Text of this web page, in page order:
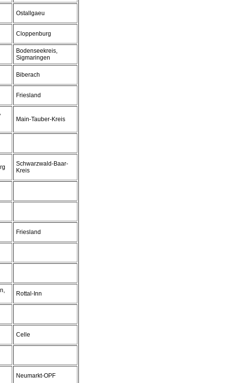
Ostallgaeu
Cloppenburg
Bodenseekreis,
Sigmaringen
Biberach
Friesland
Main-Tauber-Kreis
Schwarzwald-Baar-
Kreis
Friesland
Rottal-Inn
Celle
Neumarkt-OPF